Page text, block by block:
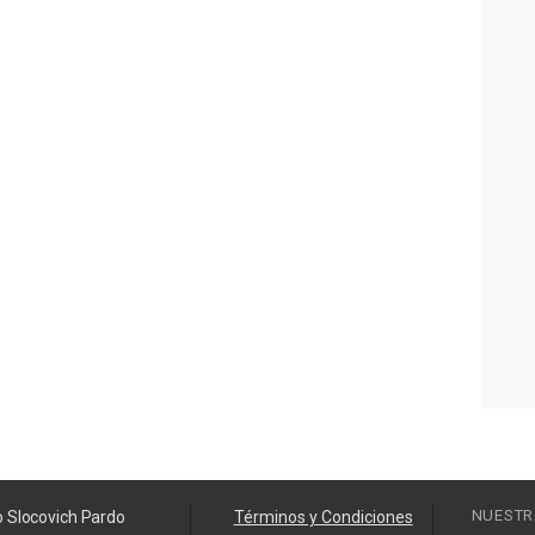
Slocovich Pardo Términos y Condiciones